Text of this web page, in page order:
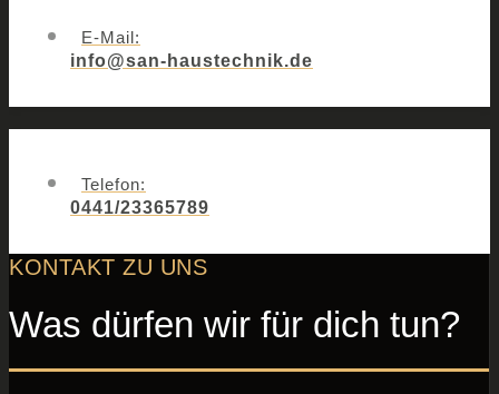
E-Mail:
info@san-haustechnik.de
Telefon:
0441/23365789
KONTAKT ZU UNS
Was dürfen wir für dich tun?